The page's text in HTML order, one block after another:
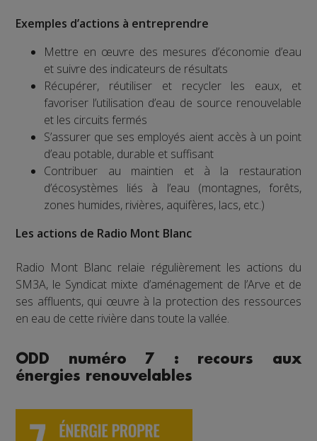
Exemples d’actions à entreprendre
Mettre en œuvre des mesures d’économie d’eau
et suivre des indicateurs de résultats
Récupérer, réutiliser et recycler les eaux, et
favoriser l’utilisation d’eau de source renouvelable
et les circuits fermés
S’assurer que ses employés aient accès à un point
d’eau potable, durable et suffisant
Contribuer au maintien et à la restauration
d’écosystèmes liés à l’eau (montagnes, forêts,
zones humides, rivières, aquifères, lacs, etc.)
Les actions de Radio Mont Blanc
Radio Mont Blanc relaie régulièrement les actions du
SM3A, le Syndicat mixte d’aménagement de l’Arve et de
ses affluents, qui œuvre à la protection des ressources
en eau de cette rivière dans toute la vallée.
ODD numéro 7 : recours aux
énergies renouvelables